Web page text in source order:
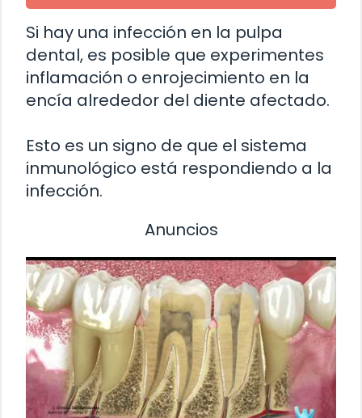
Si hay una infección en la pulpa
dental, es posible que experimentes
inflamación o enrojecimiento en la
encía alrededor del diente afectado.
Esto es un signo de que el sistema
inmunológico está respondiendo a la
infección.
Anuncios